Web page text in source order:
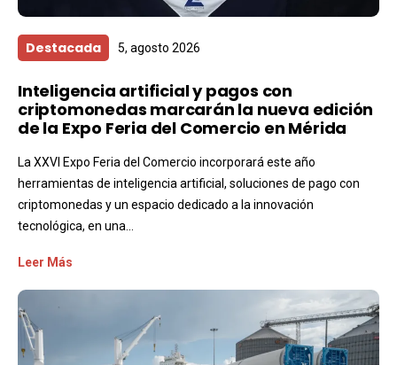
Destacada 5, agosto 2026
Inteligencia artificial y pagos con
criptomonedas marcarán la nueva edición
de la Expo Feria del Comercio en Mérida
La XXVI Expo Feria del Comercio incorporará este año
herramientas de inteligencia artificial, soluciones de pago con
criptomonedas y un espacio dedicado a la innovación
tecnológica, en una...
Leer Más